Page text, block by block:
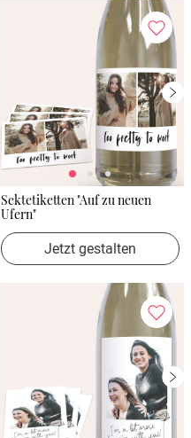
Sektetiketten "Auf zu neuen
Ufern"
Jetzt gestalten